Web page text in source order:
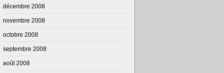
décembre 2008
novembre 2008
octobre 2008
septembre 2008
août 2008